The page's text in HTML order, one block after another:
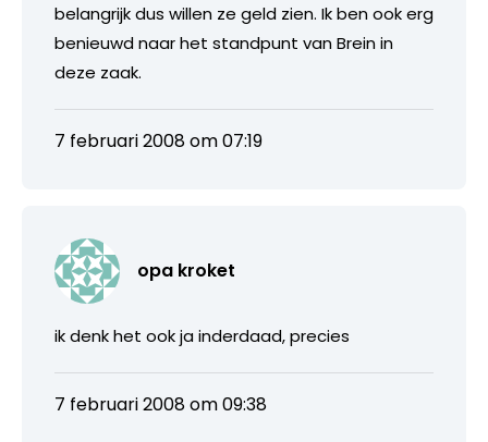
belangrijk dus willen ze geld zien. Ik ben ook erg
benieuwd naar het standpunt van Brein in
deze zaak.
7 februari 2008 om 07:19
opa kroket
ik denk het ook ja inderdaad, precies
7 februari 2008 om 09:38